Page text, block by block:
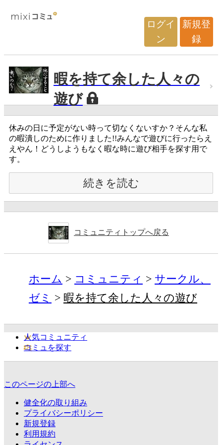
ログイ
ン
新規登
録
暇を持て余した人々の
遊び
休みの日に予定がない時って切なくないすか？そんな私
の暇潰しのために作りました!!みんなで遊びに行ったらえ
えやん！どうしようもなく暇な時に遊び相手を探す用で
す。
続きを読む
コミュニティトップへ戻る
ホーム コミュニティ
サークル、
ゼミ
暇を持て余した人々の遊び
人気コミュニティ
コミュを探す
このページの上部へ
健全化の取り組み
プライバシーポリシー
新規登録
利用規約